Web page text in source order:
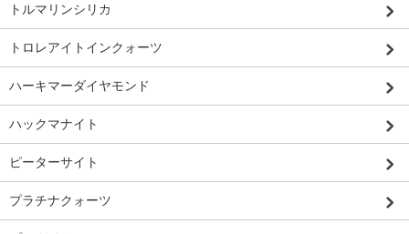
トルマリンシリカ
トロレアイトインクォーツ
ハーキマーダイヤモンド
ハックマナイト
ピーターサイト
プラチナクォーツ